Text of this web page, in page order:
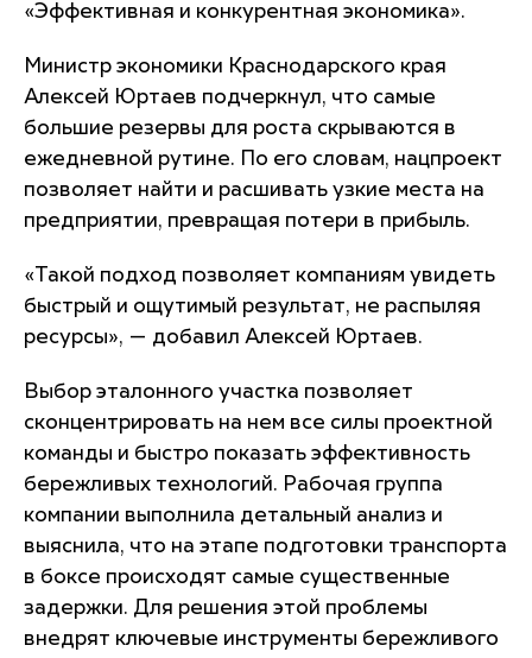
«Эффективная и конкурентная экономика».
Министр экономики Краснодарского края
Алексей Юртаев подчеркнул, что самые
большие резервы для роста скрываются в
ежедневной рутине. По его словам, нацпроект
позволяет найти и расшивать узкие места на
предприятии, превращая потери в прибыль.
«Такой подход позволяет компаниям увидеть
быстрый и ощутимый результат, не распыляя
ресурсы», — добавил Алексей Юртаев.
Выбор эталонного участка позволяет
сконцентрировать на нем все силы проектной
команды и быстро показать эффективность
бережливых технологий. Рабочая группа
компании выполнила детальный анализ и
выяснила, что на этапе подготовки транспорта
в боксе происходят самые существенные
задержки. Для решения этой проблемы
внедрят ключевые инструменты бережливого